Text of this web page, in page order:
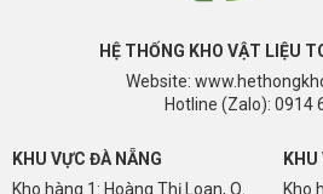
HỆ THỐNG KHO VẬT LIỆU
Website:
Hotline (Zalo): 0914
KHU VỰC ĐÀ NẴNG
Kho hàng 1: Hoàng Thị Loan, Q.
Kho